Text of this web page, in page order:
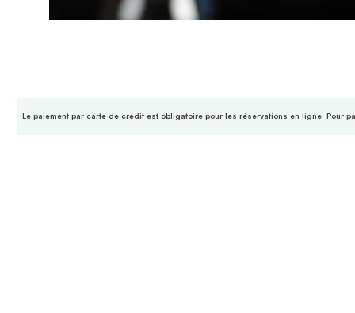
Le paiement par carte de crédit est obligatoire pour les réservations en ligne. Pour